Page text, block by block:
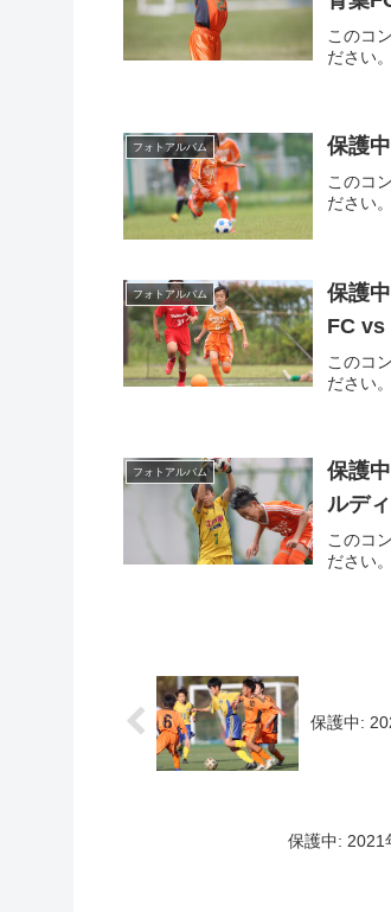
このコ
ださい
フォトアルバム 保護
このコ
ださい
フォトアルバム
保護
FC vs
このコ
ださい
フォトアルバム
保護
ルディ
このコ
ださい
保護中:
保護中: 2021